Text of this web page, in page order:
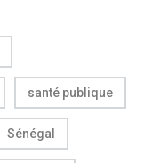
santé publique
Sénégal